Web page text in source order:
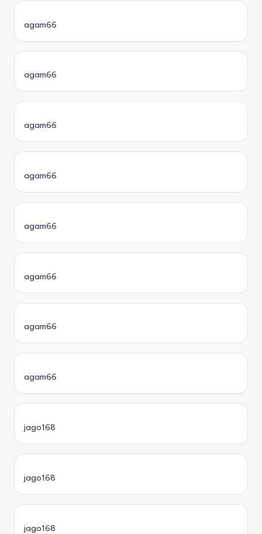
agam66
agam66
agam66
agam66
agam66
agam66
agam66
agam66
jago168
jago168
jago168